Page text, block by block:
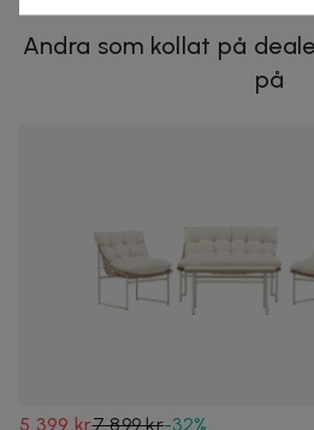
Andra som kollat på
på
5 399 kr7 899 kr-32%